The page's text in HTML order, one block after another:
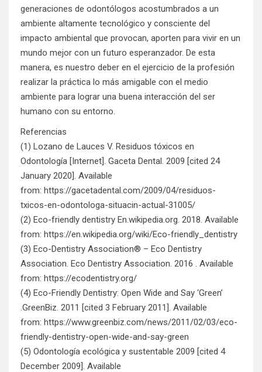
generaciones de odontólogos acostumbrados a un
ambiente altamente tecnológico y consciente del
impacto ambiental que provocan, aporten para vivir en un
mundo mejor con un futuro esperanzador. De esta
manera, es nuestro deber en el ejercicio de la profesión
realizar la práctica lo más amigable con el medio
ambiente para lograr una buena interacción del ser
humano con su entorno.
Referencias
(1) Lozano de Lauces V. Residuos tóxicos en
Odontología [Internet]. Gaceta Dental. 2009 [cited 24
January 2020]. Available
from: https://gacetadental.com/2009/04/residuos-
txicos-en-odontologa-situacin-actual-31005/
(2) Eco-friendly dentistry En.wikipedia.org. 2018. Available
from: https://en.wikipedia.org/wiki/Eco-friendly_dentistry
(3) Eco-Dentistry Association® – Eco Dentistry
Association. Eco Dentistry Association. 2016 . Available
from: https://ecodentistry.org/
(4) Eco-Friendly Dentistry: Open Wide and Say ‘Green’
.GreenBiz. 2011 [cited 3 February 2011]. Available
from: https://www.greenbiz.com/news/2011/02/03/eco-
friendly-dentistry-open-wide-and-say-green
(5) Odontología ecológica y sustentable 2009 [cited 4
December 2009]. Available